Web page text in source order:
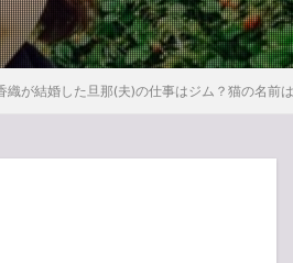
織が結婚した旦那(夫)の仕事はジム？猫の名前